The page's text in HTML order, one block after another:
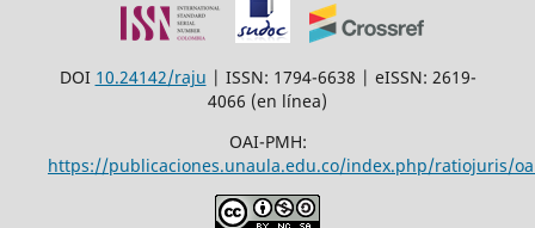
DOI 10.24142/raju | ISSN: 1794-6638 | eISSN: 2619-
4066 (en línea)
OAI-PMH:
https://publicaciones.unaula.edu.co/index.php/ratiojuris/